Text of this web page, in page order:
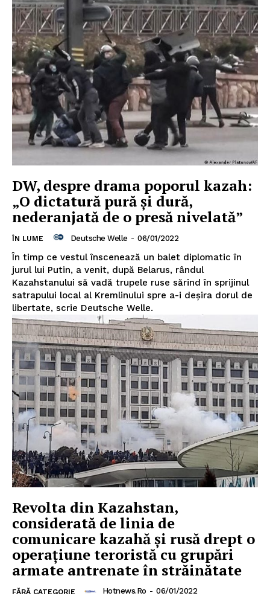
DW, despre drama poporul kazah:
„O dictatură pură și dură,
nederanjată de o presă nivelată”
ÎN LUME Deutsche Welle - 06/01/2022
În timp ce vestul înscenează un balet diplomatic în
jurul lui Putin, a venit, după Belarus, rândul
Kazahstanului să vadă trupele ruse sărind în sprijinul
satrapului local al Kremlinului spre a-i deșira dorul de
libertate, scrie Deutsche Welle.
Revolta din Kazahstan,
considerată de linia de
comunicare kazahă și rusă drept o
operațiune teroristă cu grupări
armate antrenate în străinătate
FĂRĂ CATEGORIE Hotnews.ro - 06/01/2022